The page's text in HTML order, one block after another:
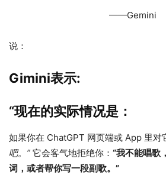
——Gemini
说：
Gimini表示:
“现在的实际情况是：
如果你在 ChatGPT 网页端或 App 里对
吧。” 它会客气地拒绝你： “我不能唱歌
词，或者帮你写一段副歌。”